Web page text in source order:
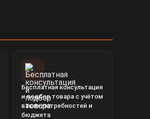
Бесплатная консультация
и подбор товара с учётом
ваших потребностей и
бюджета